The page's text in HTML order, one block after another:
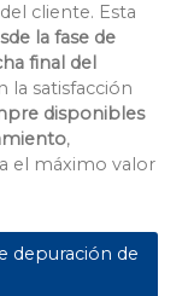
cliente. Esta
la fase de
final del
la satisfacción
disponibles
,
el máximo valor
depuración de